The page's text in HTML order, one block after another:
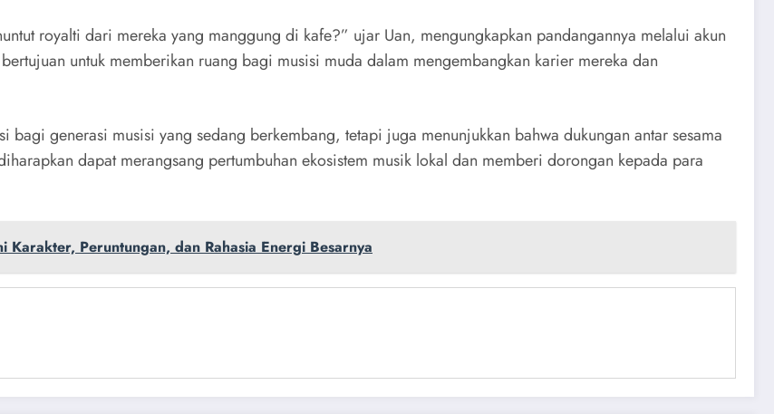
royalti dari mereka yang manggung di kafe?” ujar Uan, mengungkapkan pandangannya melalui akun
untuk memberikan ruang bagi musisi muda dalam mengembangkan karier mereka dan
generasi musisi yang sedang berkembang, tetapi juga menunjukkan bahwa dukungan antar sesama
dapat merangsang pertumbuhan ekosistem musik lokal dan memberi dorongan kepada para
Peruntungan, dan Rahasia Energi Besarnya